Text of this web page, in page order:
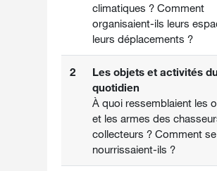
climatiques ? Comment
organisaient-ils leurs
leurs déplacements ?
2
Les objets et activités du
quotidien
À quoi ressemblaient les
et les armes des
collecteurs ? Comment se
nourrissaient-ils ?